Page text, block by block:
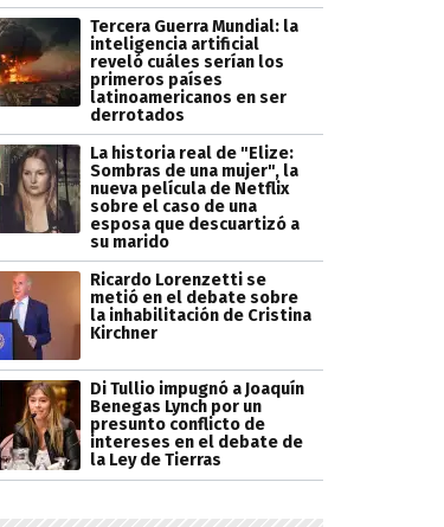
Tercera Guerra Mundial: la
inteligencia artificial
reveló cuáles serían los
primeros países
latinoamericanos en ser
derrotados
La historia real de "Elize:
Sombras de una mujer", la
nueva película de Netflix
sobre el caso de una
esposa que descuartizó a
su marido
Ricardo Lorenzetti se
metió en el debate sobre
la inhabilitación de Cristina
Kirchner
Di Tullio impugnó a Joaquín
Benegas Lynch por un
presunto conflicto de
intereses en el debate de
la Ley de Tierras